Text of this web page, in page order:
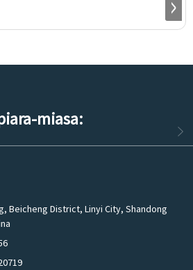
miasa:
Beicheng District, Linyi City, Shandong